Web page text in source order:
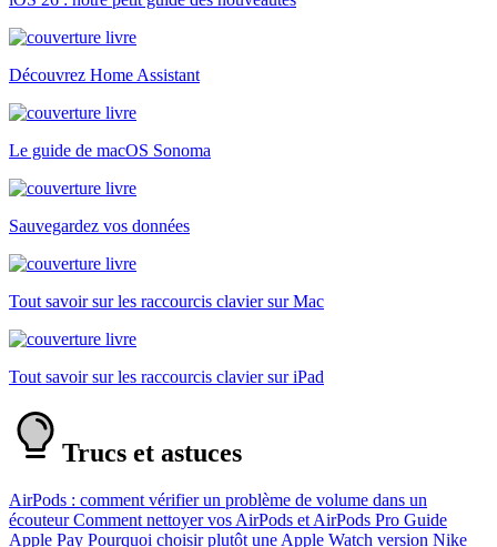
Découvrez Home Assistant
Le guide de macOS Sonoma
Sauvegardez vos données
Tout savoir sur les raccourcis clavier sur Mac
Tout savoir sur les raccourcis clavier sur iPad
Trucs et astuces
AirPods : comment vérifier un problème de volume dans un
écouteurComment nettoyer vos AirPods et AirPods Pro Guide
Apple Pay Pourquoi choisir plutôt une Apple Watch version Nike